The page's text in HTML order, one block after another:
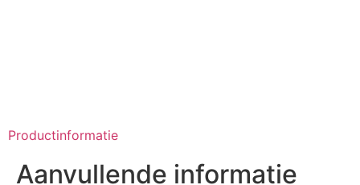
Productinformatie
Aanvullende informatie